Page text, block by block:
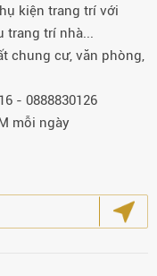
kiện trang trí với
trí nhà...
chung cư, văn phòng,
- 0888830126
mỗi ngày